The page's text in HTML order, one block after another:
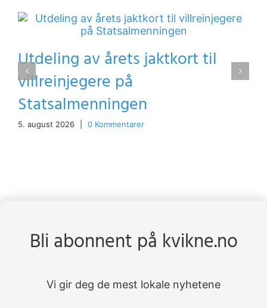
Utdeling av årets jaktkort til
villreinjegere på
Statsalmenningen
5. august 2026 0 Kommentarer
Bli abonnent på kvikne.no
Vi gir deg de mest lokale nyhetene